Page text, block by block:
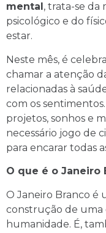
mental , trata-se da
psicológico e do
estar.
Neste mês, é
chamar a atenção
relacionadas à
com os
projetos, sonhos e
necessário jogo de
para encarar todas
O que é o Janeiro
O Janeiro Branco é
construção de uma
humanidade. É,